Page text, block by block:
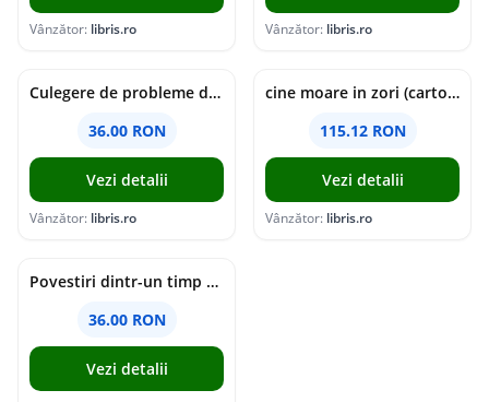
Vânzător: libris.ro Vânzător: libris.ro
Culegere de probleme de matematica - Clasa 5 - Ioana Monalisa Manea, Cristina Neagoe
36.00 RON
Vezi detalii
Vânzător: libris.ro
cine moare in zori (cartonata) - holly jackson
115.12 RON
Vezi detalii
Vânzător: libris.ro
Povestiri dintr-un timp suspendat - Simona Mihutiu
36.00 RON
Vezi detalii